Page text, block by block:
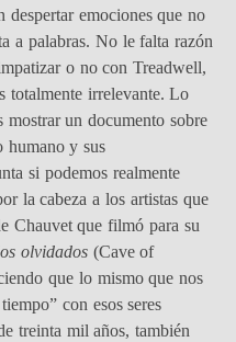
despertar emociones que no
a palabras. No le falta razón
o no con Treadwell,
totalmente irrelevante. Lo
mostrar un documento sobre
humano y sus
si podemos realmente
la cabeza a los artistas que
Chauvet que filmó para su
olvidados(Cave of
que lo mismo que nos
con esos seres
treinta mil años, también